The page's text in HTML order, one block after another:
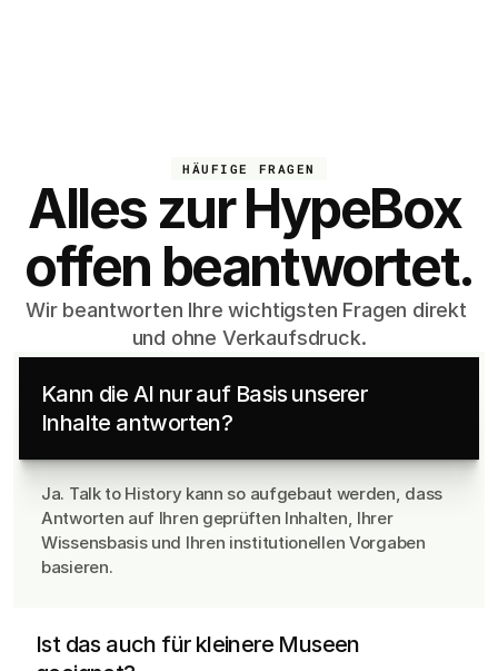
HÄUFIGE FRAGEN
Alles zur HypeBox
offen beantwortet.
Wir beantworten Ihre wichtigsten Fragen direkt
und ohne Verkaufsdruck.
Kann die AI nur auf Basis unserer
Inhalte antworten?
Ja. Talk to History kann so aufgebaut werden, dass
Antworten auf Ihren geprüften Inhalten, Ihrer
Wissensbasis und Ihren institutionellen Vorgaben
basieren.
Ist das auch für kleinere Museen
besonderen Objekt starten und daraus ein sichtbares